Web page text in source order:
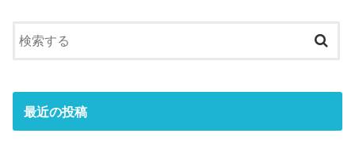
最近の投稿